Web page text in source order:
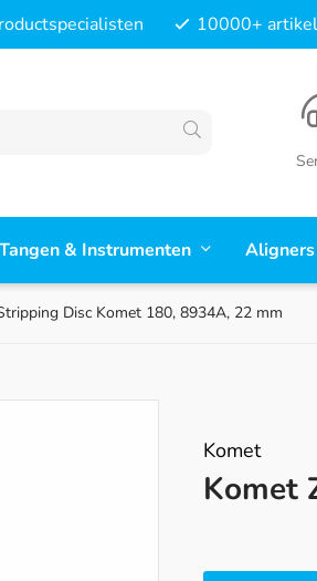
10000+
Tangen & Instrumenten
Disc Komet 180, 8934A, 22 mm
Komet
Komet